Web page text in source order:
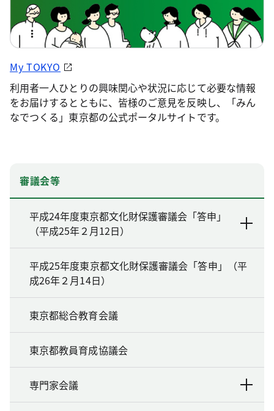
My TOKYO
利用者一人ひとりの興味関心や状況に応じて必要な情報
をお届けするとともに、皆様のご意見を反映し、「みん
なでつくる」東京都の公式ポータルサイトです。
審議会等
平成24年度東京都文化財保護審議会「答申」
（平成25年２月12日）
平成25年度東京都文化財保護審議会「答申」（平
成26年２月14日）
東京都総合教育会議
東京都教員育成協議会
専門家会議